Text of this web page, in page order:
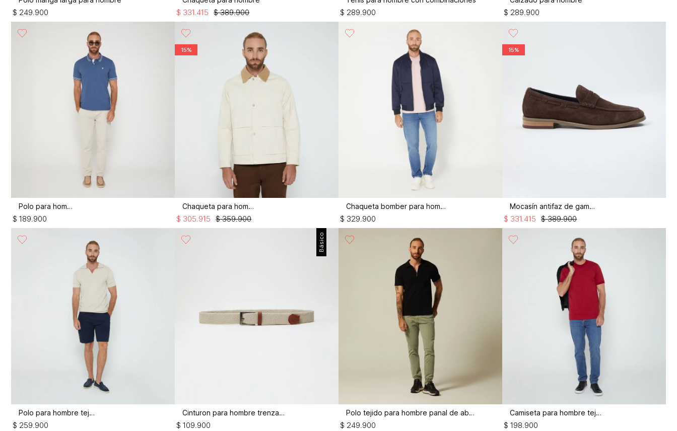
$ 249.900 $ 389.900
$ 331.415 $ 289.900 $ 289.900
Polo para hombre
$ 189.900
15%
Chaqueta para hombre
$ 359.900
$ 305.915
Chaqueta bomber para hombre
$ 329.900
15%
Mocasín antifaz de gamuza
$ 389.900
$ 331.415
Polo para hombre tejida
$ 259.900
Básico
Cinturon para hombre trenzado
$ 109.900
Polo tejido para hombre panal de abeja
$ 249.900
Camiseta para hombre tejida
$ 198.900